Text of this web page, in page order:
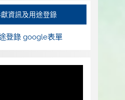
資訊及用途登錄
登錄 google表單